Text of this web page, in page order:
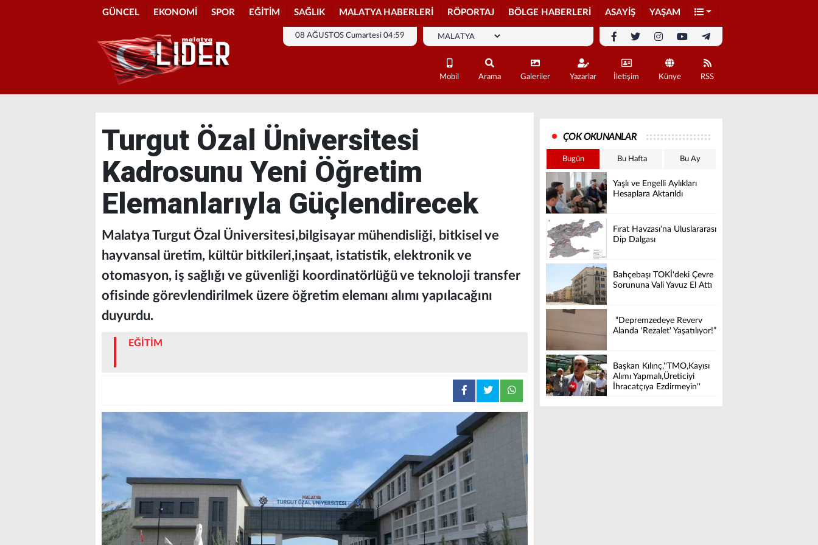
GÜNCEL EKONOMİ SPOR EĞİTİM SAĞLIK MALATYA HABERLERİ RÖPORTAJ BÖLGE HABERLERİ ASAYİŞ YAŞAM
08 AĞUSTOS Cumartesi 04:59
Mobil Arama Galeriler Yazarlar İletişim Künye RSS
Turgut Özal Üniversitesi
Kadrosunu Yeni Öğretim
Elemanlarıyla Güçlendirecek
Malatya Turgut Özal Üniversitesi,bilgisayar mühendisliği, bitkisel ve
hayvansal üretim, kültür bitkileri,inşaat, istatistik, elektronik ve
otomasyon, iş sağlığı ve güvenliği koordinatörlüğü ve teknoloji transfer
ofisinde görevlendirilmek üzere öğretim elemanı alımı yapılacağını
duyurdu.
EĞİTİM
ÇOK OKUNANLAR
Bugün Bu Hafta Bu Ay
Yaşlı ve Engelli Aylıkları
Hesaplara Aktarıldı
Fırat Havzası'na Uluslararası
Dip Dalgası
Bahçebaşı TOKİ'deki Çevre
Sorununa Vali Yavuz El Attı
“Depremzedeye Reverv
Alanda 'Rezalet' Yaşatılıyor!”
Başkan Kılınç,''TMO,Kayısı
Alımı Yapmalı,Üreticiyi
İhracatçıya Ezdirmeyin''